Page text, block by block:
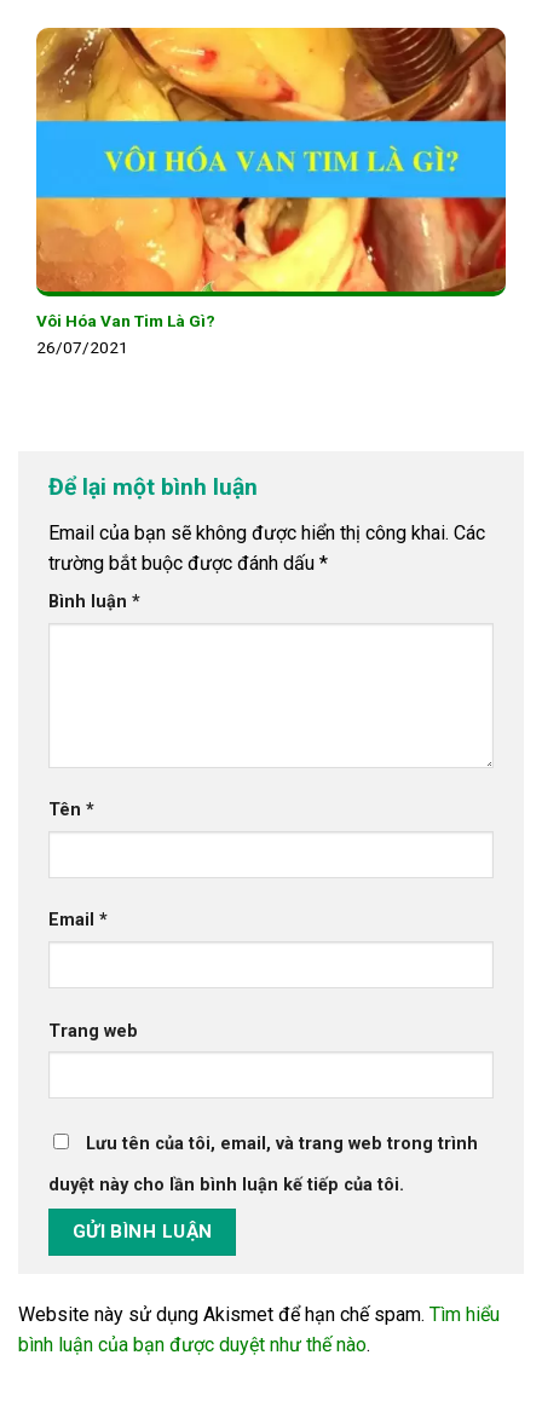
Vôi Hóa Van Tim Là Gì?
26/07/2021
Để lại một bình luận
Email của bạn sẽ không được hiển thị công khai. Các
trường bắt buộc được đánh dấu *
Bình luận *
Tên *
Email *
Trang web
Lưu tên của tôi, email, và trang web trong trình
duyệt này cho lần bình luận kế tiếp của tôi.
Website này sử dụng Akismet để hạn chế spam. Tìm hiểu
bình luận của bạn được duyệt như thế nào.